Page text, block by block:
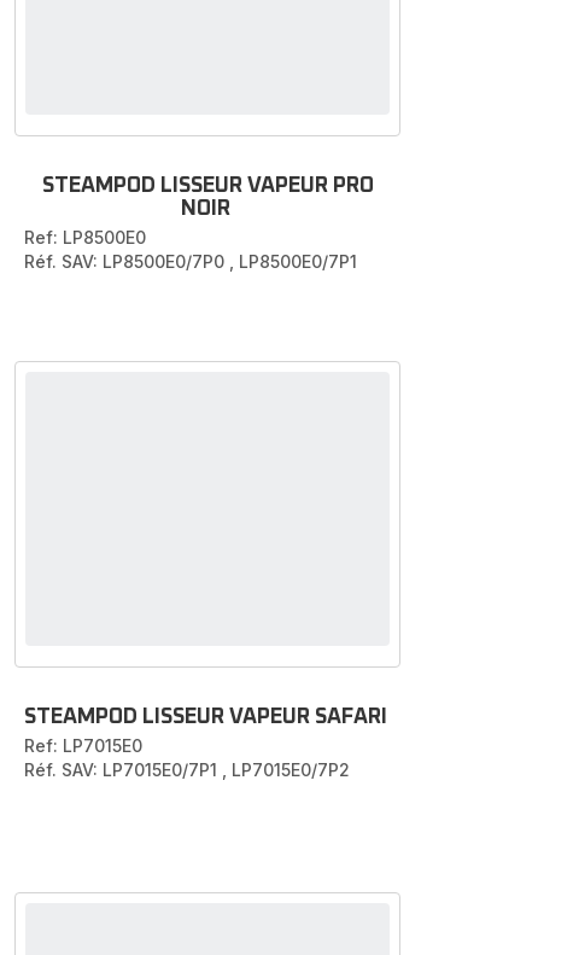
STEAMPOD LISSEUR VAPEUR PRO
NOIR
Ref: LP8500E0
Réf. SAV: LP8500E0/7P0
LP8500E0/7P1
STEAMPOD LISSEUR VAPEUR SAFARI
Ref: LP7015E0
Réf. SAV: LP7015E0/7P1
LP7015E0/7P2